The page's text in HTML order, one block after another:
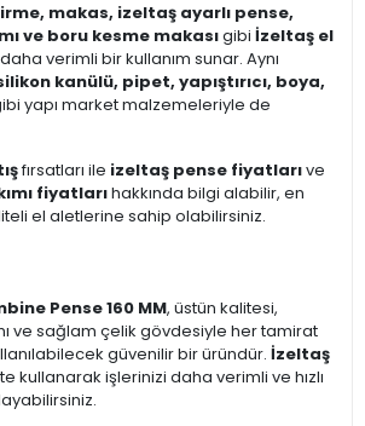
makas, izeltaş ayarlı pense,
ve boru kesme makasıgibi İzeltaş el
verimli bir kullanım sunar. Aynı
kanülü, pipet, yapıştırıcı, boya,
yapı market malzemeleriyle de
fırsatları ile izeltaş pense fiyatlarıve
fiyatlarıhakkında bilgi alabilir, en
el aletlerine sahip olabilirsiniz.
Pense 160 MM, üstün kalitesi,
ve sağlam çelik gövdesiyle her tamirat
güvenilir bir üründür. İzeltaş
kullanarak işlerinizi daha verimli ve hızlı